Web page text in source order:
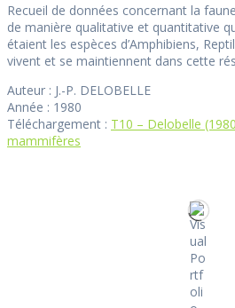
Recueil de données concernant la
de manière qualitative et quantitative
étaient les espèces d’Amphibiens,
vivent et se maintiennent dans cette
Auteur : J.-P. DELOBELLE
Année : 1980
Téléchargement : T10 – Delobelle
mammifères